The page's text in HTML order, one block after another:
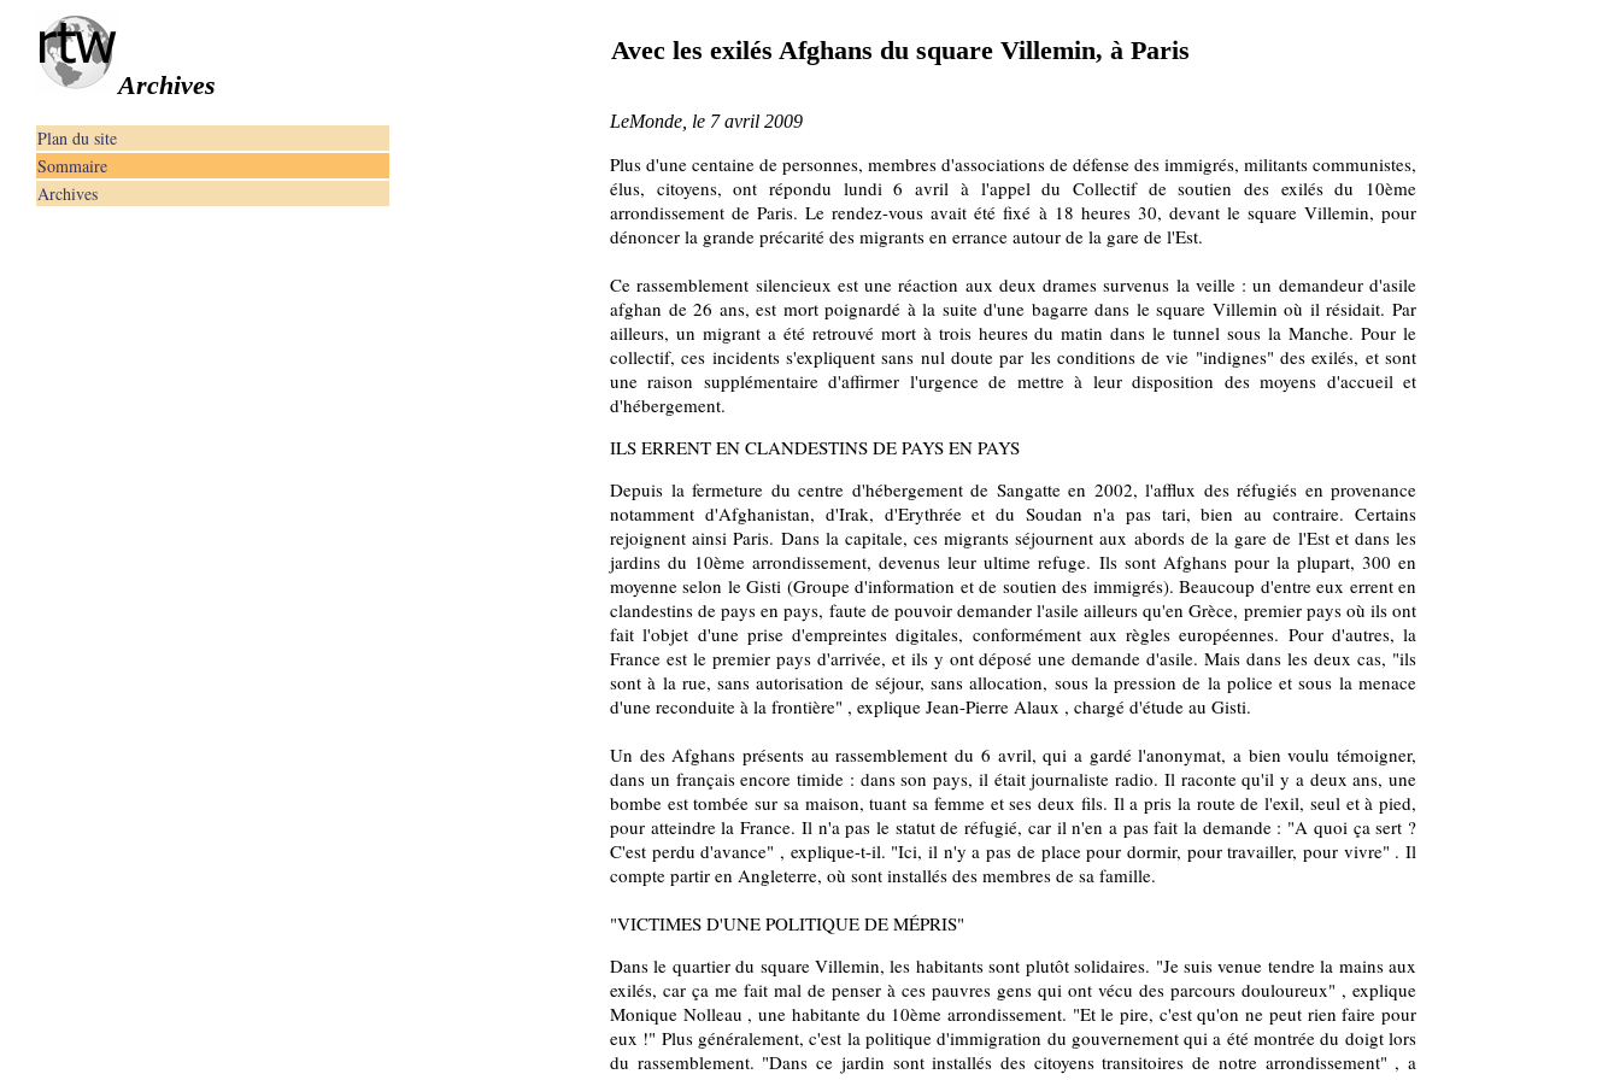
Archives
Plan du site
Sommaire
Archives
Avec les exilés Afghans du square Villemin, à Paris
LeMonde, le 7 avril 2009
Plus d'une centaine de personnes, membres d'associations de défense des immigrés, militants communistes,
élus, citoyens, ont répondu lundi 6 avril à l'appel du Collectif de soutien des exilés du 10ème
arrondissement de Paris. Le rendez-vous avait été fixé à 18 heures 30, devant le square Villemin, pour
dénoncer la grande précarité des migrants en errance autour de la gare de l'Est.
Ce rassemblement silencieux est une réaction aux deux drames survenus la veille : un demandeur d'asile
afghan de 26 ans, est mort poignardé à la suite d'une bagarre dans le square Villemin où il résidait. Par
ailleurs, un migrant a été retrouvé mort à trois heures du matin dans le tunnel sous la Manche. Pour le
collectif, ces incidents s'expliquent sans nul doute par les conditions de vie "indignes" des exilés, et sont
une raison supplémentaire d'affirmer l'urgence de mettre à leur disposition des moyens d'accueil et
d'hébergement.
ILS ERRENT EN CLANDESTINS DE PAYS EN PAYS
Depuis la fermeture du centre d'hébergement de Sangatte en 2002, l'afflux des réfugiés en provenance
notamment d'Afghanistan, d'Irak, d'Erythrée et du Soudan n'a pas tari, bien au contraire. Certains
rejoignent ainsi Paris. Dans la capitale, ces migrants séjournent aux abords de la gare de l'Est et dans les
jardins du 10ème arrondissement, devenus leur ultime refuge. Ils sont Afghans pour la plupart, 300 en
moyenne selon le Gisti (Groupe d'information et de soutien des immigrés). Beaucoup d'entre eux errent en
clandestins de pays en pays, faute de pouvoir demander l'asile ailleurs qu'en Grèce, premier pays où ils ont
fait l'objet d'une prise d'empreintes digitales, conformément aux règles européennes. Pour d'autres, la
France est le premier pays d'arrivée, et ils y ont déposé une demande d'asile. Mais dans les deux cas, "ils
sont à la rue, sans autorisation de séjour, sans allocation, sous la pression de la police et sous la menace
d'une reconduite à la frontière" , explique Jean-Pierre Alaux , chargé d'étude au Gisti.
Un des Afghans présents au rassemblement du 6 avril, qui a gardé l'anonymat, a bien voulu témoigner,
dans un français encore timide : dans son pays, il était journaliste radio. Il raconte qu'il y a deux ans, une
bombe est tombée sur sa maison, tuant sa femme et ses deux fils. Il a pris la route de l'exil, seul et à pied,
pour atteindre la France. Il n'a pas le statut de réfugié, car il n'en a pas fait la demande : "A quoi ça sert ?
C'est perdu d'avance" , explique-t-il. "Ici, il n'y a pas de place pour dormir, pour travailler, pour vivre" . Il
compte partir en Angleterre, où sont installés des membres de sa famille.
"VICTIMES D'UNE POLITIQUE DE MÉPRIS"
Dans le quartier du square Villemin, les habitants sont plutôt solidaires. "Je suis venue tendre la mains aux
exilés, car ça me fait mal de penser à ces pauvres gens qui ont vécu des parcours douloureux" , explique
Monique Nolleau , une habitante du 10ème arrondissement. "Et le pire, c'est qu'on ne peut rien faire pour
eux !" Plus généralement, c'est la politique d'immigration du gouvernement qui a été montrée du doigt lors
du rassemblement. "Dans ce jardin sont installés des citoyens transitoires de notre arrondissement" , a